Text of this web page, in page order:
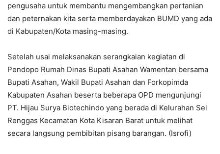
pengusaha untuk membantu mengembangkan pertanian
dan peternakan kita serta memberdayakan BUMD yang ada
di Kabupaten/Kota masing-masing.
Setelah usai melaksanakan serangkaian kegiatan di
Pendopo Rumah Dinas Bupati Asahan Wamentan bersama
Bupati Asahan, Wakil Bupati Asahan dan Forkopimda
Kabupaten Asahan beserta beberapa OPD mengunjungi
PT. Hijau Surya Biotechindo yang berada di Kelurahan Sei
Renggas Kecamatan Kota Kisaran Barat untuk melihat
secara langsung pembibitan pisang barangan. (Isrofi)